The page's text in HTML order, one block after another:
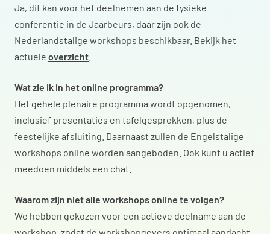
Ja, dit kan voor het deelnemen aan de fysieke
conferentie in de Jaarbeurs, daar zijn ook de
Nederlandstalige workshops beschikbaar. Bekijk het
actuele overzicht
Wat zie ik in het online programma?
Het gehele plenaire programma wordt opgenomen,
inclusief presentaties en tafelgesprekken, plus de
feestelijke afsluiting. Daarnaast zullen de Engelstalige
workshops online worden aangeboden. Ook kunt u actief
meedoen middels een chat.
Waarom zijn niet alle workshops online te volgen?
We hebben gekozen voor een actieve deelname aan de